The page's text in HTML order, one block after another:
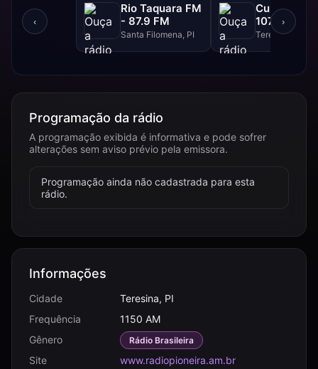
‹
Rio Taquara FM
- 87.9 FM
Santa Filomena, PI
Cultura FM
107.9 FM
Teresina, PI
›
Programação da rádio
A programação exibida é informativa e pode sofrer
alterações sem aviso prévio pela emissora.
Programação ainda não cadastrada para esta
rádio.
Informações
Cidade
Teresina, PI
Frequência
1150 AM
Gênero
Rádio Brasileira
Site
www.radiopioneira.am.br